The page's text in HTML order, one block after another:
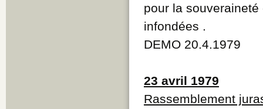
pour la
infondées .
DEMO 20.4.1979
23 avril 1979
Rassemblement